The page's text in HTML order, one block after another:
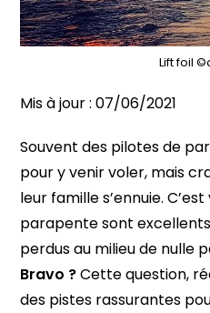
Lift foil
Mis à jour :07/06/2021
Souvent des pilotes de
pour y venir voler, mais
leur famille s’ennuie.
parapente sont
perdus au milieu de nulle
Bravo ?Cette question,
des pistes rassurantes